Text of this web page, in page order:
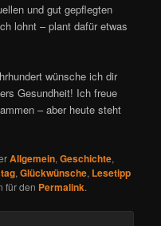
und gut gepflegten
lohnt – plant dafür etwas
wünsche ich dir
Gesundheit! Ich freue
– aber heute steht
Allgemein,Geschichte,
,Glückwünsche, Lesetipp
für den Permalink.